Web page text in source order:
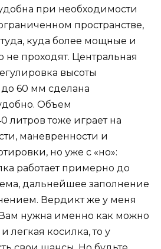
при необходимости
пространстве,
куда более мощные и
не проходят. Центральная
высоты
60 мм сделана
Объем
литров тоже играет на
маневренности и
но уже с «но»:
работает примерно до
дальнейшее заполнение
Вердикт же у меня
Вам нужна именно как можно
легкая косилка, то у